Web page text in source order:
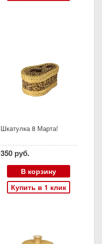
Шкатулка 8 Марта!
350 руб.
В корзину
Купить в 1 клик